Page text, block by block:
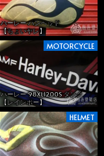
ハーレー パンヘッド
【ちょいヤレ】
MOTORCYCLE
ハーレー 98XL1200S タンク
【レインボー】
HELMET